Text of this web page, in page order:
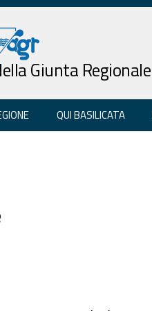
Giunta Regionale
QUI BASILICATA